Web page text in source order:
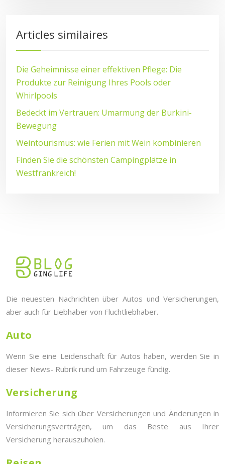
Articles similaires
Die Geheimnisse einer effektiven Pflege: Die
Produkte zur Reinigung Ihres Pools oder
Whirlpools
Bedeckt im Vertrauen: Umarmung der Burkini-
Bewegung
Weintourismus: wie Ferien mit Wein kombinieren
Finden Sie die schönsten Campingplätze in
Westfrankreich!
Die neuesten Nachrichten über Autos und Versicherungen,
aber auch für Liebhaber von Fluchtliebhaber.
Auto
Wenn Sie eine Leidenschaft für Autos haben, werden Sie in
dieser News- Rubrik rund um Fahrzeuge fündig.
Versicherung
Informieren Sie sich über Versicherungen und Änderungen in
Versicherungsverträgen, um das Beste aus Ihrer
Versicherung herauszuholen.